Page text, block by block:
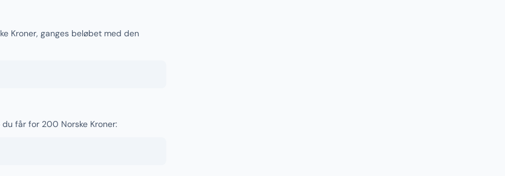
Kroner, ganges beløbet med den
du får for 200 Norske Kroner: